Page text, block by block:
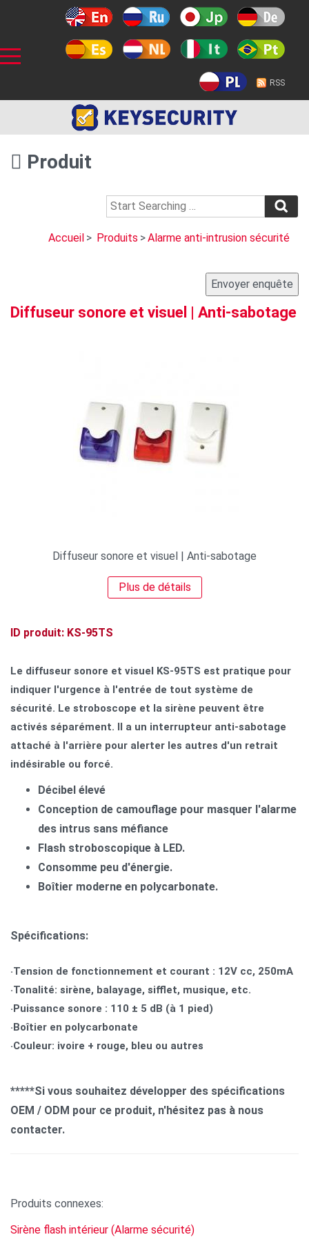
RSS
Produit
Accueil > Produits >Alarme anti-intrusion sécurité
Diffuseur sonore et visuel | Anti-sabotage
Diffuseur sonore et visuel | Anti-sabotage
Plus de détails
ID produit: KS-95TS
Le diffuseur sonore et visuel KS-95TS est pratique pour
indiquer l'urgence à l'entrée de tout système de
sécurité. Le stroboscope et la sirène peuvent être
activés séparément. Il a un interrupteur anti-sabotage
attaché à l'arrière pour alerter les autres d'un retrait
indésirable ou forcé.
Décibel élevé
Conception de camouflage pour masquer l'alarme
des intrus sans méfiance
Flash stroboscopique à LED.
Consomme peu d'énergie.
Boîtier moderne en polycarbonate.
Spécifications:
‧Tension de fonctionnement et courant : 12V cc, 250mA
‧Tonalité: sirène, balayage, sifflet, musique, etc.
‧Puissance sonore : 110 ± 5 dB (à 1 pied)
‧Boîtier en polycarbonate
‧Couleur: ivoire + rouge, bleu ou autres
*****Si vous souhaitez développer des spécifications
OEM / ODM pour ce produit, n'hésitez pas à nous
contacter.
Produits connexes:
Sirène flash intérieur (Alarme sécurité)